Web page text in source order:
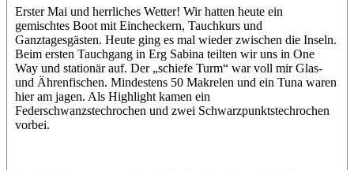
Erster Mai und herrliches Wetter! Wir hatten heute ein
gemischtes Boot mit Eincheckern, Tauchkurs und
Ganztagesgästen. Heute ging es mal wieder zwischen die Inseln.
Beim ersten Tauchgang in Erg Sabina teilten wir uns in One
Way und stationär auf. Der „schiefe Turm“ war voll mir Glas-
und Ährenfischen. Mindestens 50 Makrelen und ein Tuna waren
hier am jagen. Als Highlight kamen ein
Federschwanzstechrochen und zwei Schwarzpunktstechrochen
vorbei.